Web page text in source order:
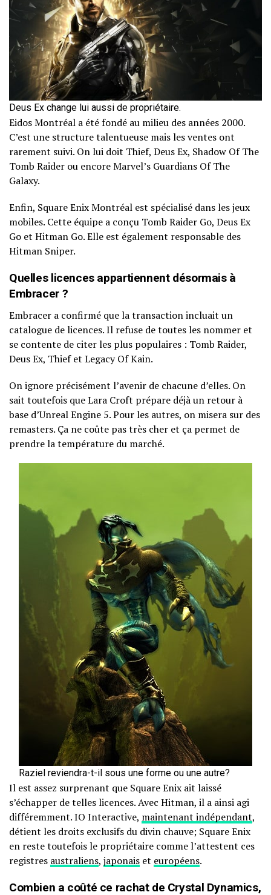
Deus Ex change lui aussi de propriétaire.
Eidos Montréal a été fondé au milieu des années 2000.
C’est une structure talentueuse mais les ventes ont
rarement suivi. On lui doit Thief, Deus Ex, Shadow Of The
Tomb Raider ou encore Marvel’s Guardians Of The
Galaxy.
Enfin, Square Enix Montréal est spécialisé dans les jeux
mobiles. Cette équipe a conçu Tomb Raider Go, Deus Ex
Go et Hitman Go. Elle est également responsable des
Hitman Sniper.
Quelles licences appartiennent désormais à
Embracer ?
Embracer a confirmé que la transaction incluait un
catalogue de licences. Il refuse de toutes les nommer et
se contente de citer les plus populaires : Tomb Raider,
Deus Ex, Thief et Legacy Of Kain.
On ignore précisément l’avenir de chacune d’elles. On
sait toutefois que Lara Croft prépare déjà un retour à
base d’Unreal Engine 5. Pour les autres, on misera sur des
remasters. Ça ne coûte pas très cher et ça permet de
prendre la température du marché.
Raziel reviendra-t-il sous une forme ou une autre?
Il est assez surprenant que Square Enix ait laissé
s’échapper de telles licences. Avec Hitman, il a ainsi agi
différemment. IO Interactive, maintenant indépendant,
détient les droits exclusifs du divin chauve; Square Enix
en reste toutefois le propriétaire comme l’attestent ces
registres australiens, japonais et européens.
Combien a coûté ce rachat de Crystal Dynamics,